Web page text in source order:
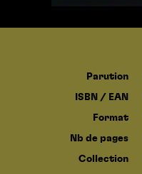
Parution
ISBN / EAN
Format
Nb de pages
Collection